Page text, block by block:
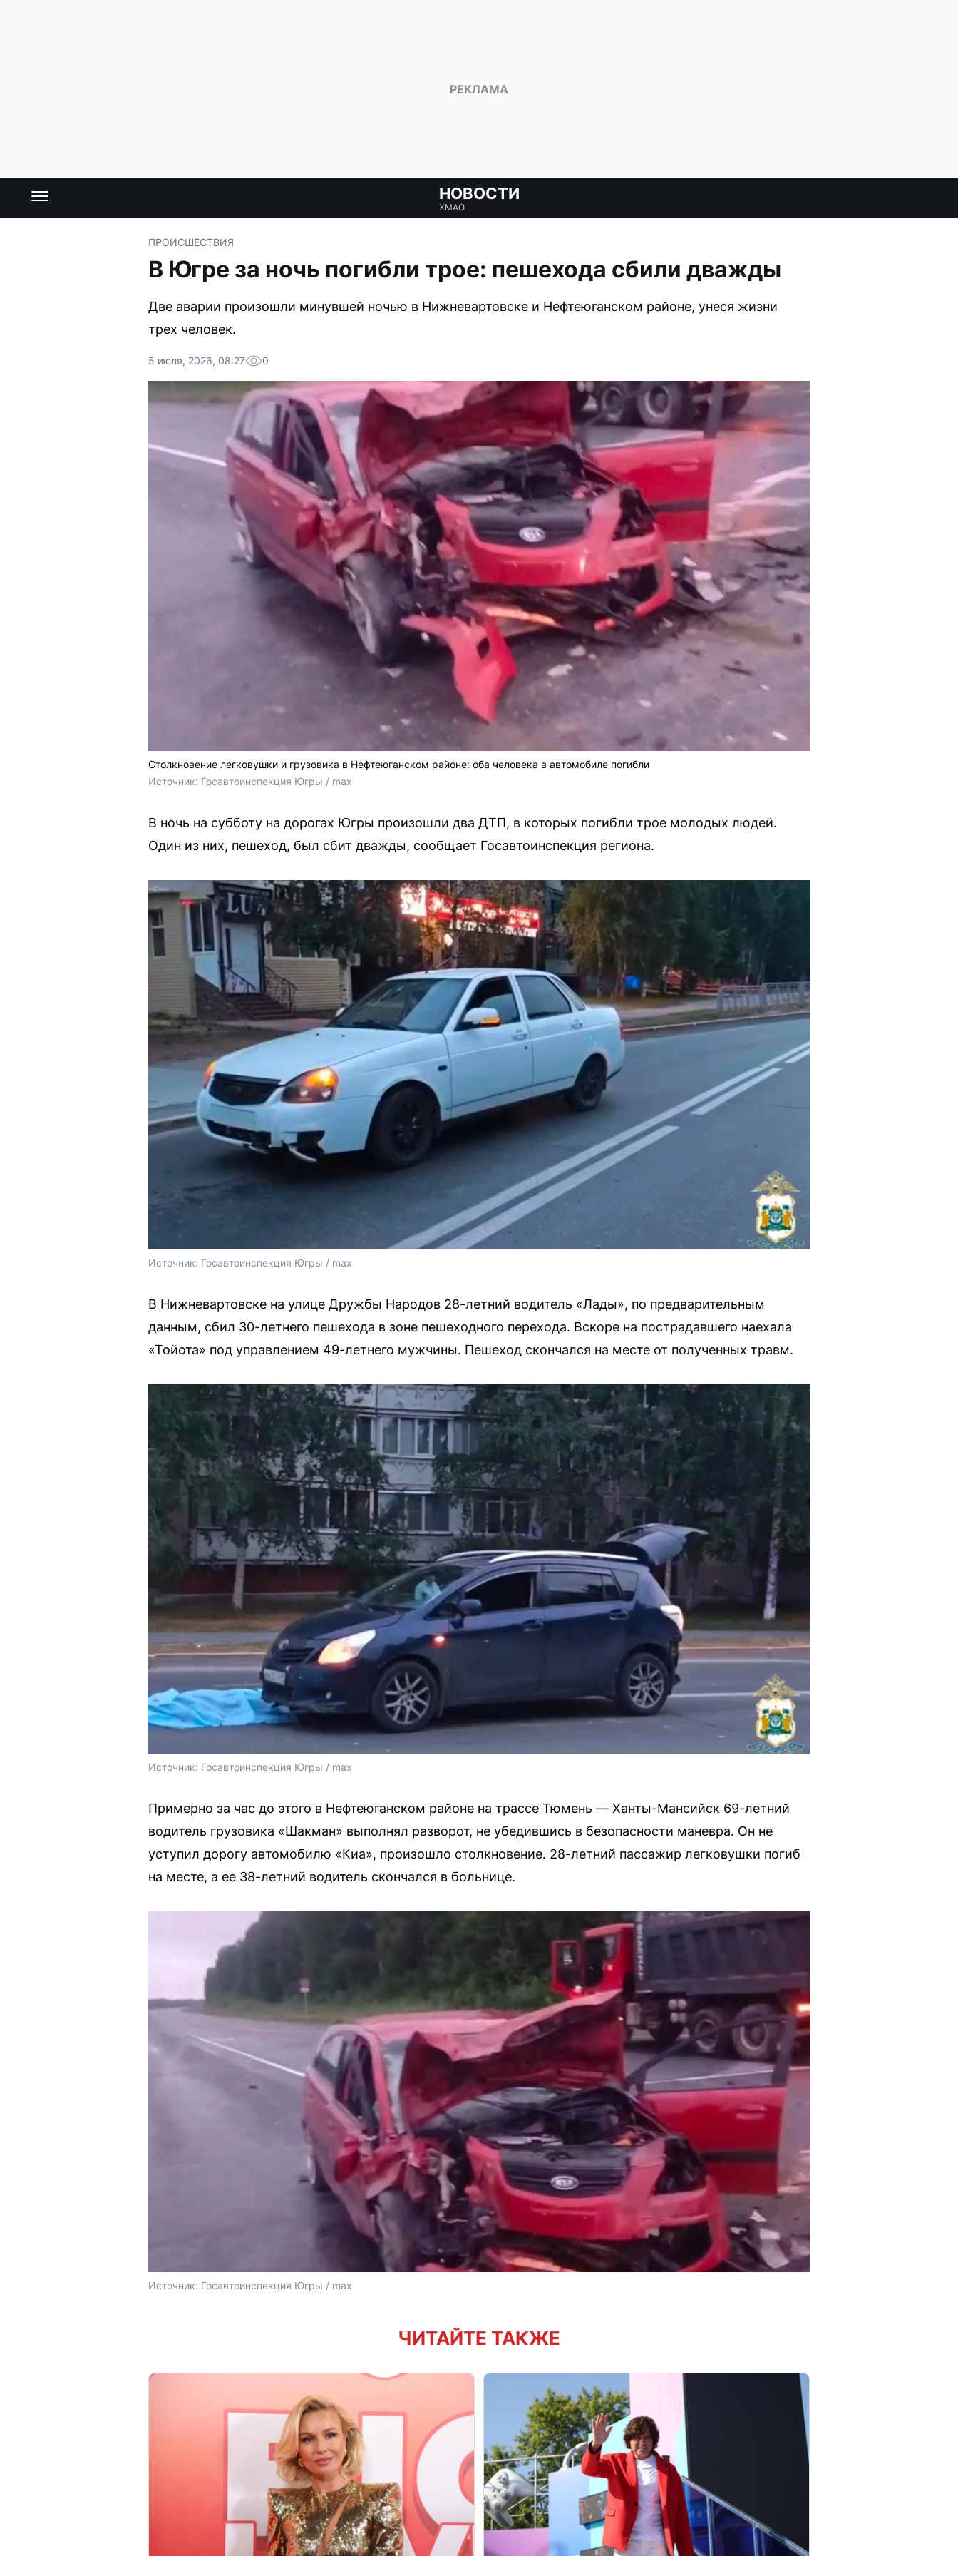
НОВОСТИ
ХМАО
ПРОИСШЕСТВИЯ
В Югре за ночь погибли трое: пешехода сбили дважды
Две аварии произошли минувшей ночью в Нижневартовске и Нефтеюганском районе, унеся жизни
трех человек.
5 июля, 2026, 08:27 0
Столкновение легковушки и грузовика в Нефтеюганском районе: оба человека в автомобиле погибли
Источник: Госавтоинспекция Югры / max
В ночь на субботу на дорогах Югры произошли два ДТП, в которых погибли трое молодых людей.
Один из них, пешеход, был сбит дважды, сообщает Госавтоинспекция региона.
Источник: Госавтоинспекция Югры / max
В Нижневартовске на улице Дружбы Народов 28-летний водитель «Лады», по предварительным
данным, сбил 30-летнего пешехода в зоне пешеходного перехода. Вскоре на пострадавшего наехала
«Тойота» под управлением 49-летнего мужчины. Пешеход скончался на месте от полученных травм.
Источник: Госавтоинспекция Югры / max
Примерно за час до этого в Нефтеюганском районе на трассе Тюмень — Ханты-Мансийск 69-летний
водитель грузовика «Шакман» выполнял разворот, не убедившись в безопасности маневра. Он не
уступил дорогу автомобилю «Киа», произошло столкновение. 28-летний пассажир легковушки погиб
на месте, а ее 38-летний водитель скончался в больнице.
Источник: Госавтоинспекция Югры / max
ЧИТАЙТЕ ТАКЖЕ